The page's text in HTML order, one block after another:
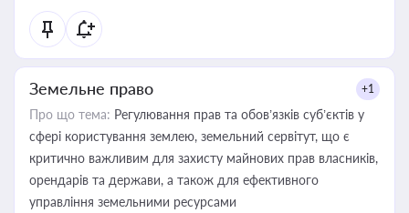
Земельне право +1
Про що тема: Регулювання прав та обов’язків суб’єктів у
сфері користування землею, земельний сервітут, що є
критично важливим для захисту майнових прав власників,
орендарів та держави, а також для ефективного
управління земельними ресурсами